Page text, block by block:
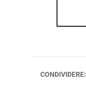
CONDIVIDERE: